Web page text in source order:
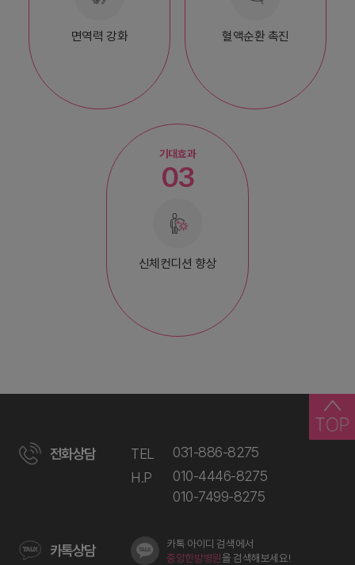
면역력 강화 혈액순환 촉진
기대효과
03
신체컨디션 향상
전화상담 TEL
031-886-8275
H.P
010-4446-8275
010-7499-8275
카톡상담
카톡 아이디 검색에서
중앙한방병원을 검색해보세요!